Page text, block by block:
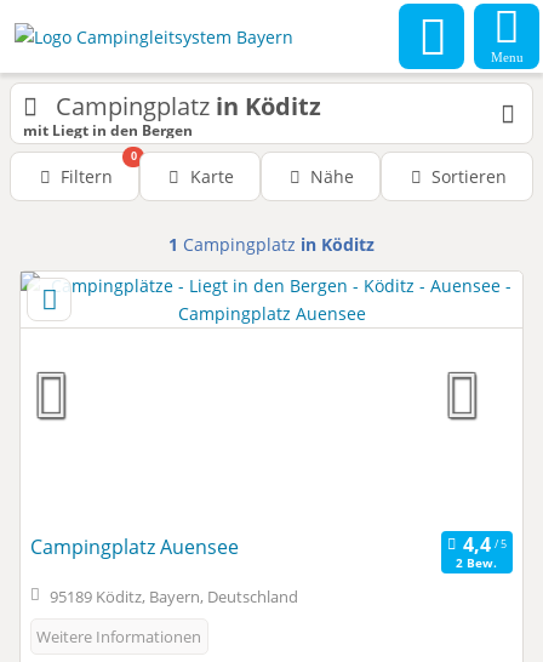
Menu
Campingplatz in Köditz
mit Liegt in den Bergen
Filtern
0
Karte Nähe Sortieren
1 Campingplatz in Köditz
Campingplatz Auensee
2 Bew.
95189 Köditz, Bayern, Deutschland
Weitere Informationen